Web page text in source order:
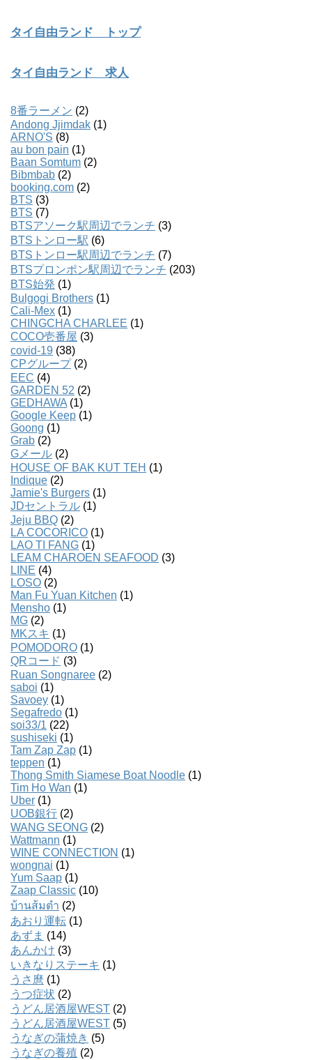
タイ自由ランド トップ
タイ自由ランド 求人
8番ラーメン (2)
Andong Jjimdak (1)
ARNO'S (8)
au bon pain (1)
Baan Somtum (2)
Bibmbab (2)
booking.com (2)
BTS (3)
BTS (7)
BTSアソーク駅周辺でランチ (3)
BTSトンロー駅 (6)
BTSトンロー駅周辺でランチ (7)
BTSプロンポン駅周辺でランチ (203)
BTS始発 (1)
Bulgogi Brothers (1)
Cali-Mex (1)
CHINGCHA CHARLEE (1)
COCO壱番屋 (3)
covid-19 (38)
CPグループ(2)
EEC (4)
GARDEN 52 (2)
GEDHAWA (1)
Google Keep (1)
Goong (1)
Grab (2)
Gメール (2)
HOUSE OF BAK KUT TEH (1)
Indique (2)
Jamie's Burgers (1)
JDセントラル (1)
Jeju BBQ (2)
LA COCORICO (1)
LAO TI FANG (1)
LEAM CHAROEN SEAFOOD (3)
LINE (4)
LOSO (2)
Man Fu Yuan Kitchen (1)
Mensho (1)
MG (2)
MKスキ (1)
POMODORO (1)
QRコード (3)
Ruan Songnaree (2)
saboi (1)
Savoey (1)
Segafredo (1)
soi33/1 (22)
sushiseki (1)
Tam Zap Zap (1)
teppen (1)
Thong Smith Siamese Boat Noodle (1)
Tim Ho Wan (1)
Uber (1)
UOB銀行 (2)
WANG SEONG (2)
Wattmann (1)
WINE CONNECTION (1)
wongnai (1)
Yum Saap (1)
Zaap Classic (10)
บ้านส้มตํา (2)
あおり運転 (1)
あずま (14)
あんかけ (3)
いきなりステーキ (1)
うさ麿 (1)
うつ症状 (2)
うどん居酒屋WEST (2)
うどん居酒屋WEST (5)
うなぎの蒲焼き (5)
うなぎの養殖 (2)